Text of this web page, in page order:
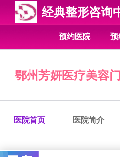
经典整形咨询
预约医院 预
鄂州芳妍医疗美容
医院首页 医院简介